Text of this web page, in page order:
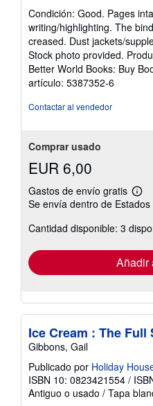
del
5
de
5
Condición: Good. Pages
writing/highlighting. The
creased. Dust jackets/
Stock photo provided.
Better World Books: Buy
artículo: 5387352-6
Contactar al vendedor
Comprar usado
EUR 6,00
Gastos de envío gratis
Más
las
envío
Se envía dentro de
Cantidad disponible: 3
Añadir
Ice Cream : The Full
Gibbons, Gail
Publicado por Holiday
ISBN 10: 0823421554 /
Antiguo o usado / Tapa